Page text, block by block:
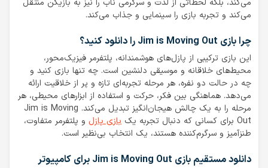
می‌کند، بلکه لحظاتی از لذت و سرگرمی ناب را نیز به بازیکن منتقل
می‌کند و تجربه بازی را سینمایی و جذاب می‌کند.
چرا بازی Jim is Moving Out را دانلود کنید؟
این بازی ترکیبی از پازل‌های هوشمندانه، پلتفرمر فیزیک‌محور،
محیط‌های خلاقانه و موسیقی دلنشین است. چه تنها بازی کنید و
چه در حالت دو نفره، هر مرحله تجربه‌ای تازه و پر از خلاقیت ارائه
می‌دهد. هماهنگی بین فکر، حرکت و استفاده از ابزارهای محیطی، هر
مرحله را به یک چالش هیجان‌انگیز تبدیل می‌کند. Jim is Moving
Out برای کسانی که دنبال تجربه یک
بازی پازل و پلتفرمر متفاوت،
طنزآمیز و سرگرم‌کننده هستند، یک انتخاب بی‌نظیر است.
دانلود مستقیم بازی Jim is Moving Out برای کامپیوتر